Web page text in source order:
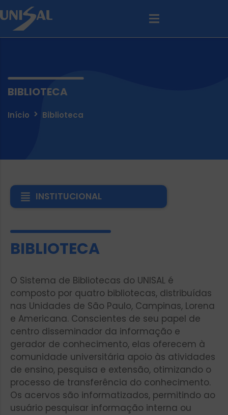
BIBLIOTECA
Início Biblioteca
INSTITUCIONAL
BIBLIOTECA
O Sistema de Bibliotecas do UNISAL é
composto por quatro bibliotecas, distribuídas
nas Unidades de São Paulo, Campinas, Lorena
e Americana. Conscientes de seu papel de
centro disseminador da informação e
gerador de conhecimento, elas oferecem à
comunidade universitária apoio às atividades
de ensino, pesquisa e extensão, otimizando o
processo de transferência do conhecimento.
Os acervos são informatizados, permitindo ao
usuário pesquisar informação interna ou